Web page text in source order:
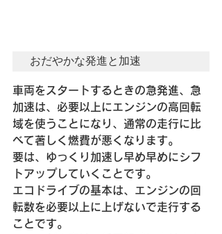
おだやかな発進と加速
車両をスタートするときの急発進、急
加速は、必要以上にエンジンの高回転
域を使うことになり、通常の走行に比
べて著しく燃費が悪くなります。
要は、ゆっくり加速し早め早めにシフ
トアップしていくことです。
エコドライブの基本は、エンジンの回
転数を必要以上に上げないで走行する
ことです。